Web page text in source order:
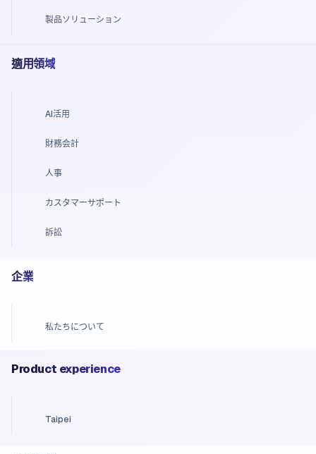
製品ソリューション
適用領域
AI活用
財務会計
人事
カスタマーサポート
訴訟
企業
私たちについて
Product experience
Taipei